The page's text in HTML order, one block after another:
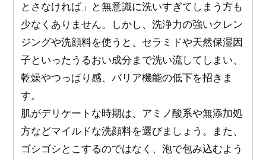
とさなければ」と無意識に洗いすぎてしまう方も
少なくありません。しかし、洗浄力の強いクレン
ジングや洗顔料を使うと、セラミドや天然保湿因
子といったうるおい成分まで洗い流してしまい、
乾燥やつっぱり感、バリア機能の低下を招きま
す。
肌がデリケートな時期は、アミノ酸系や無添加処
方などマイルドな洗顔料を選びましょう。また、
ゴシゴシとこするのではなく、泡で包み込むよう